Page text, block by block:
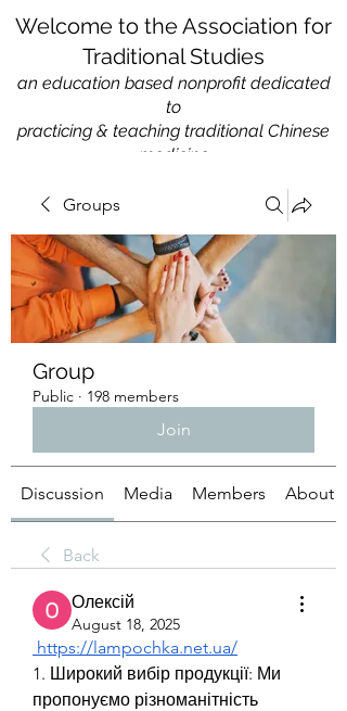
Welcome to the Association for
Traditional Studies
an education based nonprofit dedicated
to
practicing & teaching traditional Chinese
medicine
Groups
Group
Public · 198 members
Join
Discussion Media Members About
Back
Олексій
August 18, 2025
https://lampochka.net.ua/
1. Широкий вибір продукції: Ми
пропонуємо різноманітність